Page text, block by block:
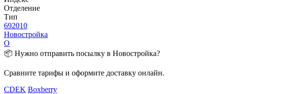
Отделение
Тип
692010
Новостройка
О
📦 Нужно отправить посылку в Новостройка?
Сравните тарифы и оформите доставку онлайн.
CDEK Boxberry